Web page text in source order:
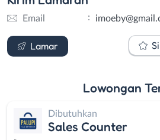
Email :
Lamar
Email
Lowongan
Dibutuhkan
Sales Counter